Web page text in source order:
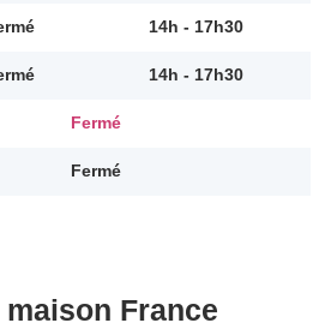
14h - 17h30
14h - 17h30
Fermé
Fermé
France